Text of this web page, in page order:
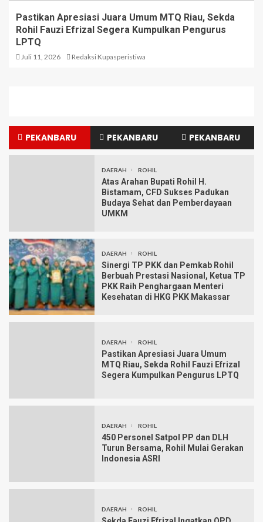
Pastikan Apresiasi Juara Umum MTQ Riau, Sekda
Rohil Fauzi Efrizal Segera Kumpulkan Pengurus
LPTQ
Juli 11, 2026 Redaksi Kupasperistiwa
PEKANBARU PEKANBARU PEKANBARU
DAERAH ROHIL
Atas Arahan Bupati Rohil H.
Bistamam, CFD Sukses Padukan
Budaya Sehat dan Pemberdayaan
UMKM
DAERAH ROHIL
Sinergi TP PKK dan Pemkab Rohil
Berbuah Prestasi Nasional, Ketua TP
PKK Raih Penghargaan Menteri
Kesehatan di HKG PKK Makassar
DAERAH ROHIL
Pastikan Apresiasi Juara Umum
MTQ Riau, Sekda Rohil Fauzi Efrizal
Segera Kumpulkan Pengurus LPTQ
DAERAH ROHIL
450 Personel Satpol PP dan DLH
Turun Bersama, Rohil Mulai Gerakan
Indonesia ASRI
DAERAH ROHIL